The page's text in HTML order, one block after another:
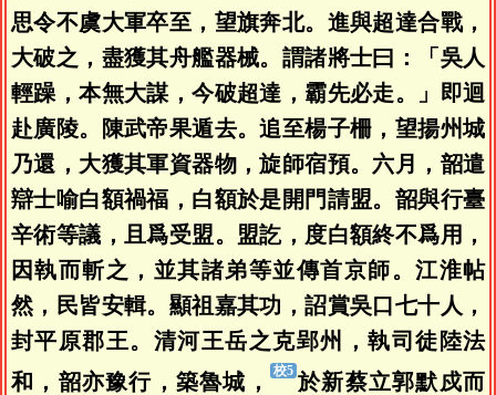
思令不虞大軍卒至，望旗奔北。進與超達合戰，
大破之，盡獲其舟艦器械。謂諸將士曰：「吳人
輕躁，本無大謀，今破超達，霸先必走。」即迴
赴廣陵。陳武帝果遁去。追至楊子柵，望揚州城
乃還，大獲其軍資器物，旋師宿預。六月，韶遣
辯士喻白額禍福，白額於是開門請盟。韶與行臺
辛術等議，且爲受盟。盟訖，度白額終不爲用，
因執而斬之，並其諸弟等並傳首京師。江淮帖
然，民皆安輯。顯祖嘉其功，詔賞吳口七十人，
封平原郡王。清河王岳之克郢州，執司徒陸法
和，韶亦豫行，築魯城，
於新蔡立郭默戍而